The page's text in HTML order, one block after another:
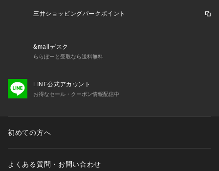
三井ショッピングパークポイント
&mallデスク
ららぽーと受取なら送料無料
LINE公式アカウント
お得なセール・クーポン情報配信中
初めての方へ
よくある質問・お問い合わせ